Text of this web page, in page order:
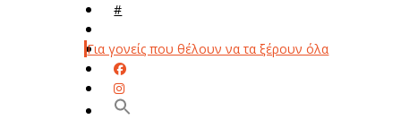
#
Για γονείς που θέλουν να τα ξέρουν όλα